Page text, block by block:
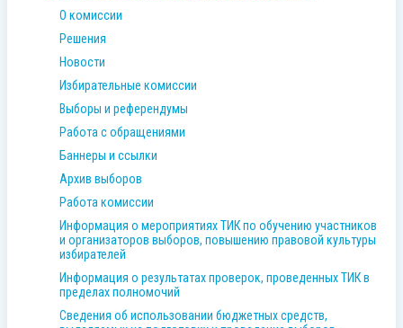
О комиссии
Решения
Новости
Избирательные комиссии
Выборы и референдумы
Работа с обращениями
Баннеры и ссылки
Архив выборов
Работа комиссии
Информация о мероприятиях ТИК по обучению участников
и организаторов выборов, повышению правовой культуры
избирателей
Информация о результатах проверок, проведенных ТИК в
пределах полномочий
Сведения об использовании бюджетных средств,